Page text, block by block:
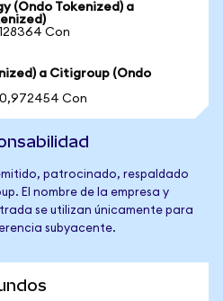
(Ondo Tokenized) a
Con
a Citigroup (Ondo
Con
patrocinado, respaldado
El nombre de la empresa y
se utilizan únicamente para
subyacente.